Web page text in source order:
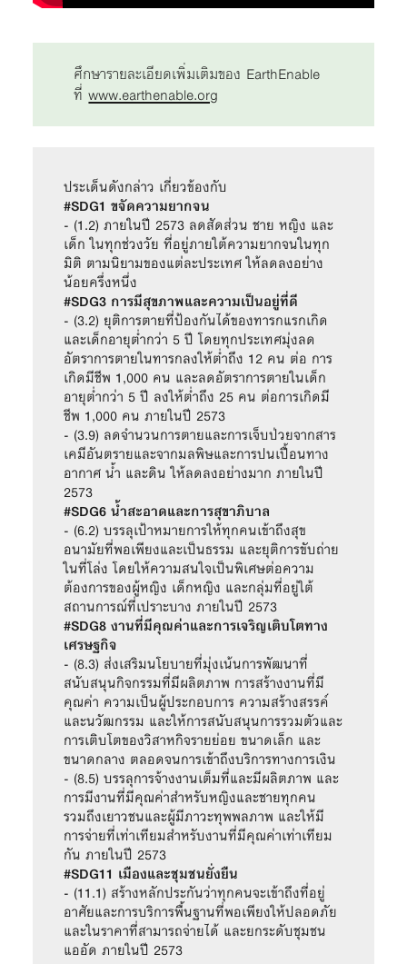
ศึกษารายละเอียดเพิ่มเติมของ EarthEnable
ที่www.earthenable.org
#SDG1 ขจัดความยากจน
- (1.2) ภายในปี 2573 ลดสัดส่วน ชาย หญิง และ
เด็ก ในทุกช่วงวัย ที่อยู่ภายใต้ความยากจนในทุก
มิติ ตามนิยามของแต่ละประเทศ ให้ลดลงอย่าง
น้อยครึ่งหนึ่ง
#SDG3 การมีสุขภาพและความเป็นอยู่ที่ดี
- (3.2) ยุติการตายที่ป้องกันได้ของทารกแรกเกิด
และเด็กอายุต่ำกว่า 5 ปี โดยทุกประเทศมุ่งลด
อัตราการตายในทารกลงให้ต่ำถึง 12 คน ต่อ การ
เกิดมีชีพ 1,000 คน และลดอัตราการตายในเด็ก
อายุต่ำกว่า 5 ปี ลงให้ต่ำถึง 25 คน ต่อการเกิดมี
ชีพ 1,000 คน ภายในปี 2573
- (3.9) ลดจำนวนการตายและการเจ็บป่วยจากสาร
เคมีอันตรายและจากมลพิษและการปนเปื้อนทาง
อากาศ น้ำ และดิน ให้ลดลงอย่างมาก ภายในปี
#SDG6 น้ำสะอาดและการสุขาภิบาล
- (6.2) บรรลุเป้าหมายการให้ทุกคนเข้าถึงสุข
อนามัยที่พอเพียงและเป็นธรรม และยุติการขับถ่าย
ในที่โล่ง โดยให้ความสนใจเป็นพิเศษต่อความ
ต้องการของผู้หญิง เด็กหญิง และกลุ่มที่อยู่ใต้
สถานการณ์ที่เปราะบาง ภายในปี 2573
#SDG8 งานที่มีคุณค่าและการเจริญเติบโตทาง
เศรษฐกิจ
- (8.3) ส่งเสริมนโยบายที่มุ่งเน้นการพัฒนาที่
สนับสนุนกิจกรรมที่มีผลิตภาพ การสร้างงานที่มี
คุณค่า ความเป็นผู้ประกอบการ ความสร้างสรรค์
และนวัฒกรรม และให้การสนับสนุนการรวมตัวและ
การเติบโตของวิสาหกิจรายย่อย ขนาดเล็ก และ
ขนาดกลาง ตลอดจนการเข้าถึงบริการทางการเงิน
- (8.5) บรรลุการจ้างงานเต็มที่และมีผลิตภาพ และ
การมีงานที่มีคุณค่าสำหรับหญิงและชายทุกคน
รวมถึงเยาวชนและผู้มีภาวะทุพพลภาพ และให้มี
การจ่ายที่เท่าเทียมสำหรับงานที่มีคุณค่าเท่าเทียม
กัน ภายในปี 2573
#SDG11 เมืองและชุมชนยั่งยืน
- (11.1) สร้างหลักประกันว่าทุกคนจะเข้าถึงที่อยู่
อาศัยและการบริการพื้นฐานที่พอเพียงให้ปลอดภัย
และในราคาที่สามารถจ่ายได้ และยกระดับชุมชน
แออัด ภายในปี 2573